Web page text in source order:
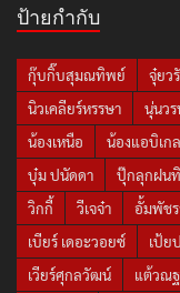
ป้ายกำกับ
กุ๊บกิ๊บสุมณทิพย์ จุ๋ยว
นิวเคลียร์หรรษา
นุ่นว
น้องเหนือ
น้องแอบิเกล
บุ๋ม ปนัดดา
ปุ๊กลุกฝน
วิกกี้
วีเจจ๋า อั้มพัชร
เบียร์ เดอะวอยซ์
เป้ย
เวียร์ศุกลวัฒน์
แต้วณ